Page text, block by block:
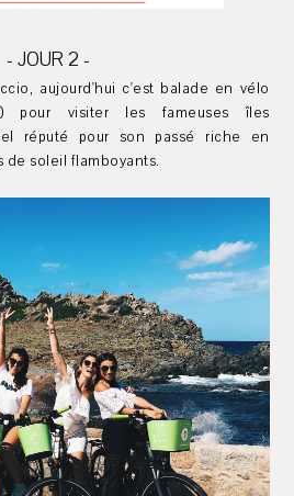
- JOUR 2 -
aujourd'hui c'est balade en vélo
pour visiter les fameuses îles
réputé pour son passé riche en
de soleil flamboyants.